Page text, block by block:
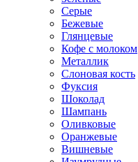
Серые
Бежевые
Глянцевые
Кофе с молоком
Металлик
Слоновая кость
Фуксия
Шоколад
Шампань
Оливковые
Оранжевые
Вишневые